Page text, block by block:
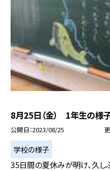
8月25日（金） 1年生の様
公開日 2023/08/25
学校の様子
35日間の夏休みが明け、久